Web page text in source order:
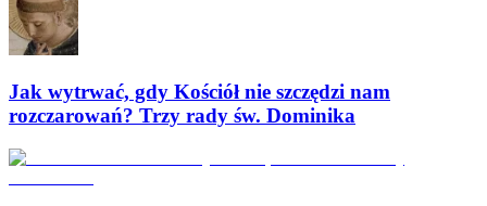
Jak wytrwać, gdy Kościół nie szczędzi nam
rozczarowań? Trzy rady św. Dominika